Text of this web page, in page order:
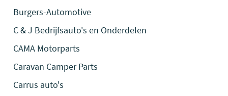
Burgers-Automotive
C & J Bedrijfsauto's en Onderdelen
CAMA Motorparts
Caravan Camper Parts
Carrus auto's